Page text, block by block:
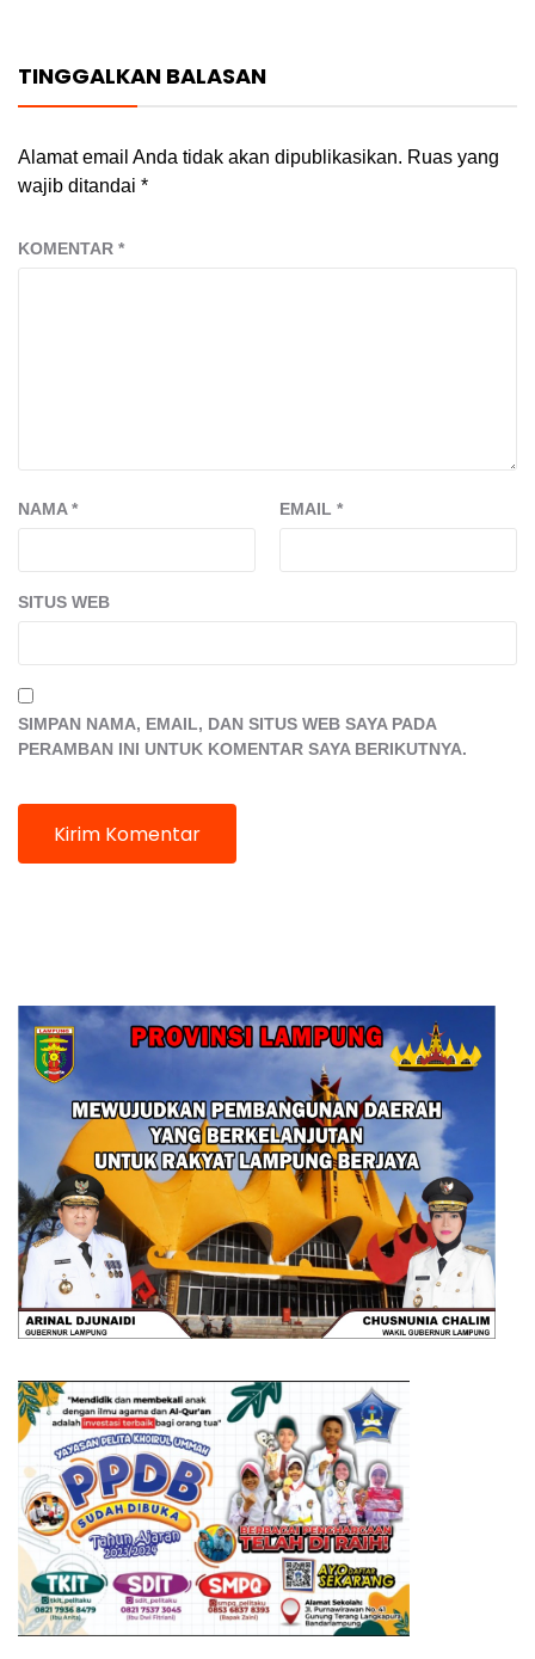
TINGGALKAN BALASAN
Alamat email Anda tidak akan dipublikasikan. Ruas yang
wajib ditandai *
KOMENTAR *
NAMA* EMAIL *
SITUS WEB
SIMPAN NAMA, EMAIL, DAN SITUS WEB SAYA PADA
PERAMBAN INI UNTUK KOMENTAR SAYA BERIKUTNYA.